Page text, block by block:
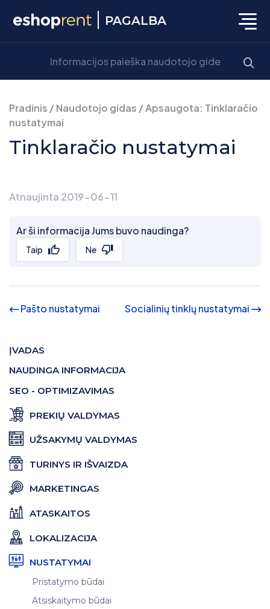
PAGALBA
Pradinis /Naudotojo gidas /Apsaugota: Tinklaračio
nustatymai
Tinklaračio nustatymai
Atnaujinta 2019-06-11
Ar ši informacija Jums buvo naudinga?
Taip Ne
Pašto nustatymai Socialinių tinklų nustatymai
ĮVADAS
NAUDINGA INFORMACIJA
SEO - OPTIMIZAVIMAS
PREKIŲ VALDYMAS
UŽSAKYMŲ VALDYMAS
TURINYS IR IŠVAIZDA
MARKETINGAS
ATASKAITOS
LOKALIZACIJA
NUSTATYMAI
Pristatymo būdai
Atsiskaitymo būdai